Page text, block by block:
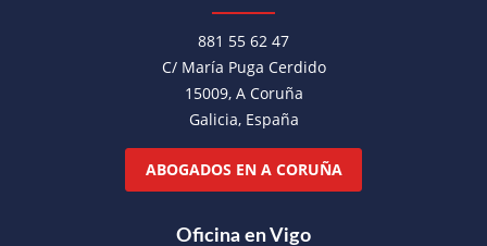
881 55 62 47
C/ María Puga Cerdido
15009, A Coruña
Galicia, España
ABOGADOS EN A CORUÑA
Oficina en Vigo